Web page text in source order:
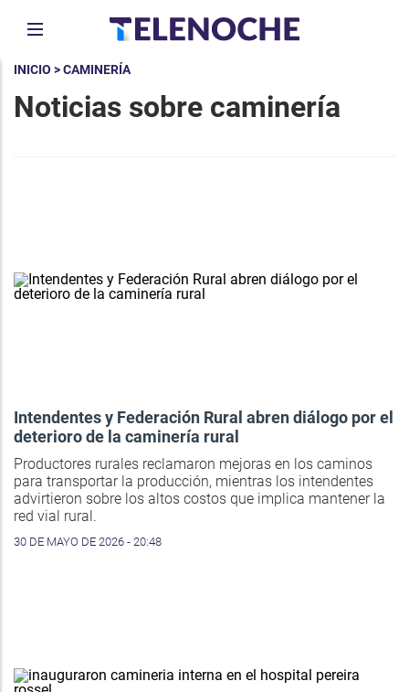
INICIO > CAMINERÍA
Noticias sobre caminería
Intendentes y Federación Rural abren diálogo por el
deterioro de la caminería rural
Productores rurales reclamaron mejoras en los caminos
para transportar la producción, mientras los intendentes
advirtieron sobre los altos costos que implica mantener la
red vial rural.
30 DE MAYO DE 2026 - 20:48